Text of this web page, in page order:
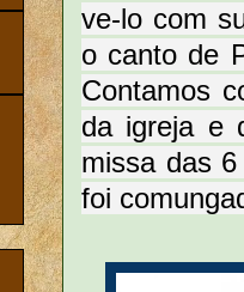
ve-lo com
o canto de
Contamos
da igreja e
missa das
foi